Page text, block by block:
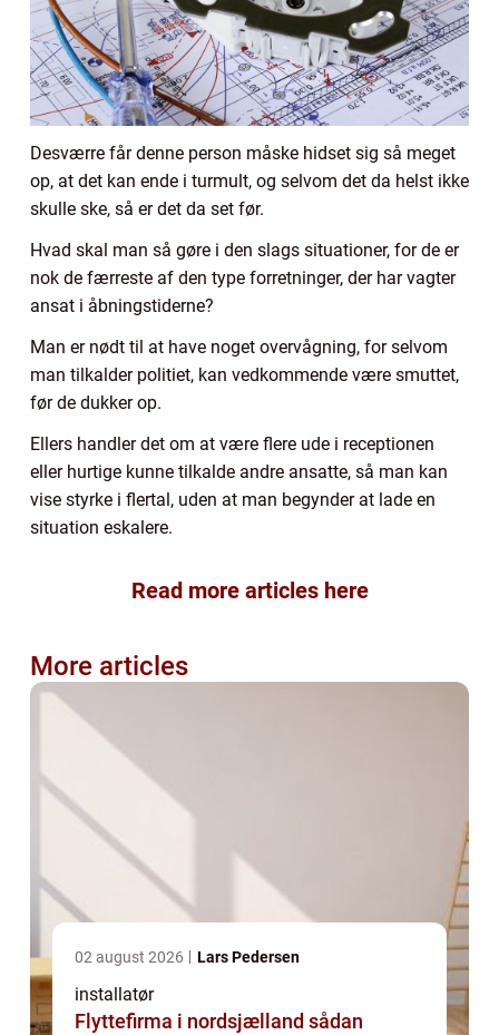
Desværre får denne person måske hidset sig så meget
op, at det kan ende i turmult, og selvom det da helst ikke
skulle ske, så er det da set før.
Hvad skal man så gøre i den slags situationer, for de er
nok de færreste af den type forretninger, der har vagter
ansat i åbningstiderne?
Man er nødt til at have noget overvågning, for selvom
man tilkalder politiet, kan vedkommende være smuttet,
før de dukker op.
Ellers handler det om at være flere ude i receptionen
eller hurtige kunne tilkalde andre ansatte, så man kan
vise styrke i flertal, uden at man begynder at lade en
situation eskalere.
Read more articles here
More articles
02 august 2026 Lars Pedersen
installatør
Flyttefirma i nordsjælland sådan